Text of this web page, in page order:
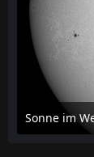
Sonne im
24.